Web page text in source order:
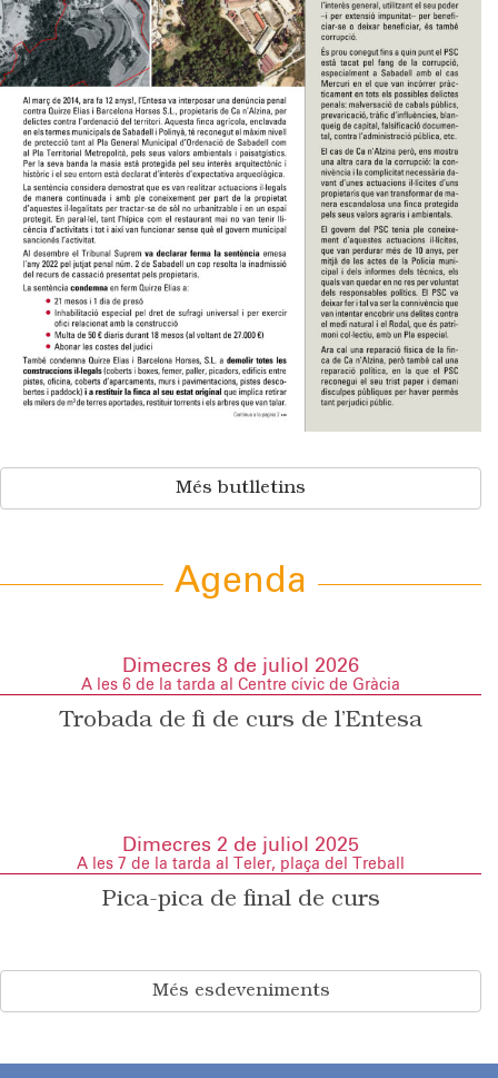
Més butlletins
Agenda
Dimecres 8 de juliol 2026
A les 6 de la tarda al Centre cívic de Gràcia
Trobada de fi de curs de l’Entesa
Dimecres 2 de juliol 2025
A les 7 de la tarda al Teler, plaça del Treball
Pica-pica de final de curs
Més esdeveniments